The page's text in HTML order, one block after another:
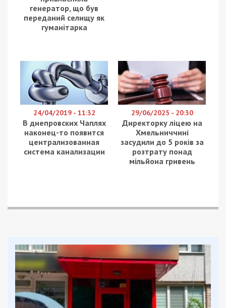
Моей целью было создать как можно более полный
архив метро. В конце концов я также посетил
несколько городов, в которых системы метро,
архитекторами и инженерами, – объяснил фотограф.
Сам фотограф Франк Херфорт родом из
Лейпцига. Живет и работает он в Москве и
Берлине, специализируется на архитектурной,
рекламной, редакционной фотографии. Более
десяти лет он фотографировал различные
общественные места по всей территории